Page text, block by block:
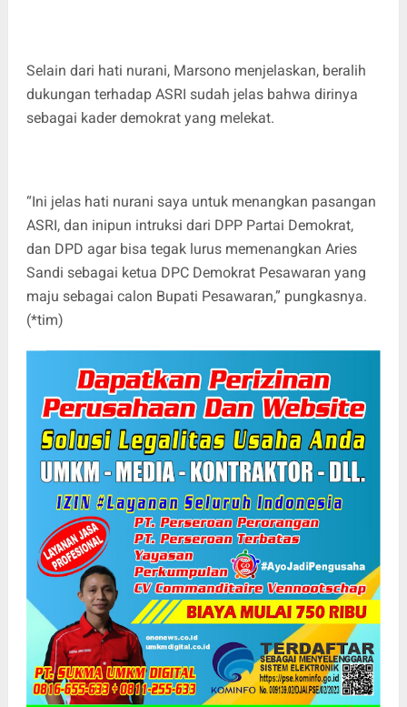
Selain dari hati nurani, Marsono menjelaskan, beralih
dukungan terhadap ASRI sudah jelas bahwa dirinya
sebagai kader demokrat yang melekat.
“Ini jelas hati nurani saya untuk menangkan pasangan
ASRI, dan inipun intruksi dari DPP Partai Demokrat,
dan DPD agar bisa tegak lurus memenangkan Aries
Sandi sebagai ketua DPC Demokrat Pesawaran yang
maju sebagai calon Bupati Pesawaran,” pungkasnya.
(*tim)